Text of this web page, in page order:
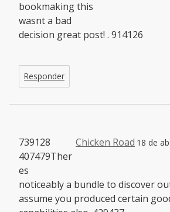
bookmaking this
wasnt a bad
decision great post! . 914126
Responder
Chicken Road 18 de
739128
407479Ther
es
noticeably a bundle to discover
assume you produced certain